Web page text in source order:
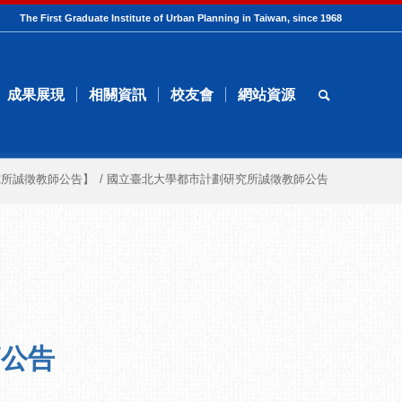
The First Graduate Institute of Urban Planning in Taiwan, since 1968
成果展現 相關資訊 校友會 網站資源
誠徵教師公告】 / 國立臺北大學都市計劃研究所誠徵教師公告
告